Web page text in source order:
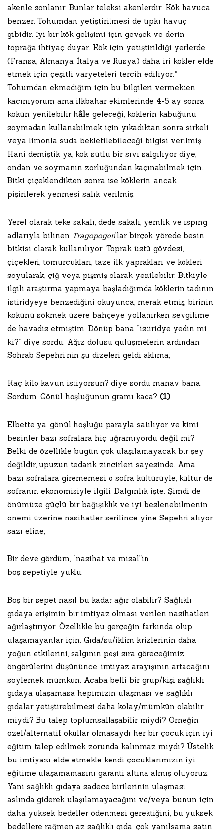
akenle sonlanır. Bunlar teleksi akenlerdir. Kök havuca
benzer. Tohumdan yetiştirilmesi de tıpkı havuç
gibidir. İyi bir kök gelişimi için gevşek ve derin
toprağa ihtiyaç duyar. Kök için yetiştirildiği yerlerde
(Fransa, Almanya, İtalya ve Rusya) daha iri kökler elde
etmek için çeşitli varyeteleri tercih ediliyor.*
Tohumdan ekmediğim için bu bilgileri vermekten
kaçınıyorum ama ilkbahar ekimlerinde 4-5 ay sonra
kökün yenilebilir hâle geleceği, köklerin kabuğunu
soymadan kullanabilmek için yıkadıktan sonra sirkeli
veya limonla suda bekletilebileceği bilgisi verilmiş.
Hani demiştik ya, kök sütlü bir sıvı salgılıyor diye,
ondan ve soymanın zorluğundan kaçınabilmek için.
Bitki çiçeklendikten sonra ise köklerin, ancak
pişirilerek yenmesi salık verilmiş.
Yerel olarak teke sakalı, dede sakalı, yemlik ve ıspıng
adlarıyla bilinen Tragopogon’lar birçok yörede besin
bitkisi olarak kullanılıyor. Toprak üstü gövdesi,
çiçekleri, tomurcukları, taze ilk yaprakları ve kökleri
soyularak, çiğ veya pişmiş olarak yenilebilir. Bitkiyle
ilgili araştırma yapmaya başladığımda köklerin tadının
istiridyeye benzediğini okuyunca, merak etmiş, birinin
kökünü sökmek üzere bahçeye yollanırken sevgilime
de havadis etmiştim. Dönüp bana “istiridye yedin mi
ki?” diye sordu. Ağız dolusu gülüşmelerin ardından
Sohrab Sepehri’nin şu dizeleri geldi aklıma;
Kaç kilo kavun istiyorsun? diye sordu manav bana.
Sordum: Gönül hoşluğunun gramı kaça? (1)
Elbette ya, gönül hoşluğu parayla satılıyor ve kimi
besinler bazı sofralara hiç uğramıyordu değil mi?
Belki de özellikle bugün çok ulaşılamayacak bir şey
değildir, upuzun tedarik zincirleri sayesinde. Ama
bazı sofralara girememesi o sofra kültürüyle, kültür de
sofranın ekonomisiyle ilgili. Dalgınlık işte. Şimdi de
önümüze güçlü bir bağışıklık ve iyi beslenebilmenin
önemi üzerine nasihatler serilince yine Sepehri alıyor
sazı eline;
Bir deve gördüm, “nasihat ve misal”in
boş sepetiyle yüklü.
Boş bir sepet nasıl bu kadar ağır olabilir? Sağlıklı
gıdaya erişimin bir imtiyaz olması verilen nasihatleri
ağırlaştırıyor. Özellikle bu gerçeğin farkında olup
ulaşamayanlar için. Gıda/su/iklim krizlerinin daha
yoğun etkilerini, salgının peşi sıra göreceğimiz
öngörülerini düşününce, imtiyaz arayışının artacağını
söylemek mümkün. Acaba belli bir grup/kişi sağlıklı
gıdaya ulaşamasa hepimizin ulaşması ve sağlıklı
gıdalar yetiştirebilmesi daha kolay/mümkün olabilir
miydi? Bu talep toplumsallaşabilir miydi? Örneğin
özel/alternatif okullar olmasaydı her bir çocuk için iyi
eğitim talep edilmek zorunda kalınmaz mıydı? Üstelik
bu imtiyazı elde etmekle kendi çocuklarımızın iyi
eğitime ulaşamamasını garanti altına almış oluyoruz.
Yani sağlıklı gıdaya sadece birilerinin ulaşması
aslında giderek ulaşılamayacağını ve/veya bunun için
daha yüksek bedeller ödenmesi gerektiğini, bu yüksek
bedellere rağmen az sağlıklı gıda, çok yanılsama satın